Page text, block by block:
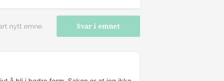
Svar i emnet
nytt emne